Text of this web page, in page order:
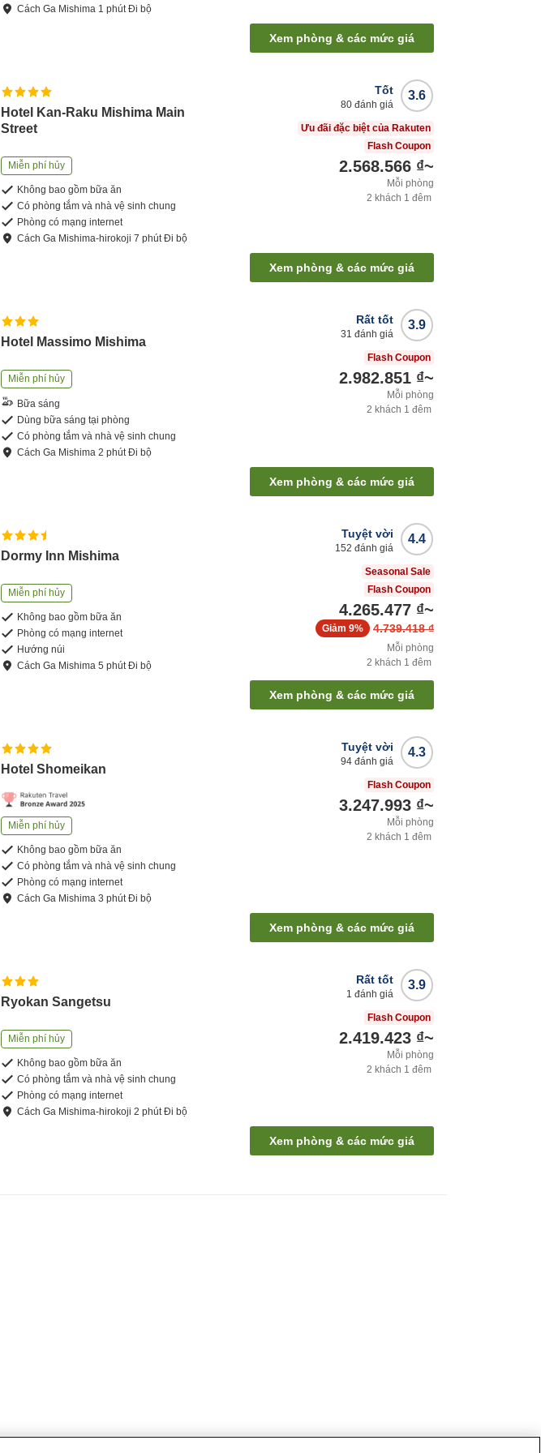
CáchGa Mishima 1 phútĐi bộ
Xem phòng & các mức giá
Hotel Kan-Raku Mishima Main
Street
Miễn phí hủy
Không bao gồm bữa ăn
Có phòng tắm và nhà vệ sinh chung
Phòng có mạng internet
CáchGa Mishima-hirokoji7 phútĐi bộ
3.6
Tốt
80 đánh giá
Ưu đãi đặc biệt của Rakuten
Flash Coupon
2.568.566 ₫~
Mỗi phòng
2 khách 1 đêm
Xem phòng & các mức giá
Hotel Massimo Mishima
Miễn phí hủy
Bữa sáng
Dùng bữa sáng tại phòng
Có phòng tắm và nhà vệ sinh chung
CáchGa Mishima2 phútĐi bộ
3.9
Rất tốt
31 đánh giá
Flash Coupon
2.982.851 ₫~
Mỗi phòng
2 khách 1 đêm
Xem phòng & các mức giá
Dormy Inn Mishima
Miễn phí hủy
Không bao gồm bữa ăn
Phòng có mạng internet
Hướng núi
CáchGa Mishima5 phútĐi bộ
4.4
Tuyệt vời
152 đánh giá
Seasonal Sale
Flash Coupon
4.265.477 ₫~
4.739.418 ₫
Giảm 9%
Mỗi phòng
2 khách 1 đêm
Xem phòng & các mức giá
Hotel Shomeikan
Miễn phí hủy
Không bao gồm bữa ăn
Có phòng tắm và nhà vệ sinh chung
Phòng có mạng internet
CáchGa Mishima3 phútĐi bộ
4.3
Tuyệt vời
94 đánh giá
Flash Coupon
3.247.993 ₫~
Mỗi phòng
2 khách 1 đêm
Xem phòng & các mức giá
Ryokan Sangetsu
Miễn phí hủy
Không bao gồm bữa ăn
Có phòng tắm và nhà vệ sinh chung
Phòng có mạng internet
CáchGa Mishima-hirokoji2 phútĐi bộ
3.9
Rất tốt
1 đánh giá
Flash Coupon
2.419.423 ₫~
Mỗi phòng
2 khách 1 đêm
Xem phòng & các mức giá